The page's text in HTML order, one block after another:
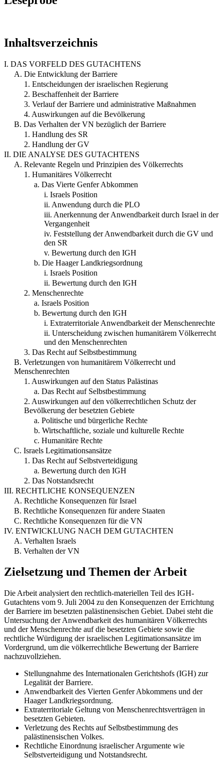
Inhaltsverzeichnis
I. DAS VORFELD DES GUTACHTENS
A. Die Entwicklung der Barriere
1. Entscheidungen der israelischen Regierung
2. Beschaffenheit der Barriere
3. Verlauf der Barriere und administrative Maßnahmen
4. Auswirkungen auf die Bevölkerung
B. Das Verhalten der VN bezüglich der Barriere
1. Handlung des SR
2. Handlung der GV
II. DIE ANALYSE DES GUTACHTENS
A. Relevante Regeln und Prinzipien des Völkerrechts
1. Humanitäres Völkerrecht
a. Das Vierte Genfer Abkommen
i. Israels Position
ii. Anwendung durch die PLO
iii. Anerkennung der Anwendbarkeit durch Israel in der
Vergangenheit
iv. Feststellung der Anwendbarkeit durch die GV und
den SR
v. Bewertung durch den IGH
b. Die Haager Landkriegsordnung
i. Israels Position
ii. Bewertung durch den IGH
2. Menschenrechte
a. Israels Position
b. Bewertung durch den IGH
i. Extraterritoriale Anwendbarkeit der Menschenrechte
ii. Unterscheidung zwischen humanitärem Völkerrecht
und den Menschenrechten
3. Das Recht auf Selbstbestimmung
B. Verletzungen von humanitärem Völkerrecht und
Menschenrechten
1. Auswirkungen auf den Status Palästinas
a. Das Recht auf Selbstbestimmung
2. Auswirkungen auf den völkerrechtlichen Schutz der
Bevölkerung der besetzten Gebiete
a. Politische und bürgerliche Rechte
b. Wirtschaftliche, soziale und kulturelle Rechte
c. Humanitäre Rechte
C. Israels Legitimationsansätze
1. Das Recht auf Selbstverteidigung
a. Bewertung durch den IGH
2. Das Notstandsrecht
III. RECHTLICHE KONSEQUENZEN
A. Rechtliche Konsequenzen für Israel
B. Rechtliche Konsequenzen für andere Staaten
C. Rechtliche Konsequenzen für die VN
IV. ENTWICKLUNG NACH DEM GUTACHTEN
A. Verhalten Israels
B. Verhalten der VN
Zielsetzung und Themen der Arbeit
Die Arbeit analysiert den rechtlich-materiellen Teil des IGH-
Gutachtens vom 9. Juli 2004 zu den Konsequenzen der Errichtung
der Barriere im besetzten palästinensischen Gebiet. Dabei steht die
Untersuchung der Anwendbarkeit des humanitären Völkerrechts
und der Menschenrechte auf die besetzten Gebiete sowie die
rechtliche Würdigung der israelischen Legitimationsansätze im
Vordergrund, um die völkerrechtliche Bewertung der Barriere
nachzuvollziehen.
Stellungnahme des Internationalen Gerichtshofs (IGH) zur
Legalität der Barriere.
Anwendbarkeit des Vierten Genfer Abkommens und der
Haager Landkriegsordnung.
Extraterritoriale Geltung von Menschenrechtsverträgen in
besetzten Gebieten.
Verletzung des Rechts auf Selbstbestimmung des
palästinensischen Volkes.
Rechtliche Einordnung israelischer Argumente wie
Selbstverteidigung und Notstandsrecht.